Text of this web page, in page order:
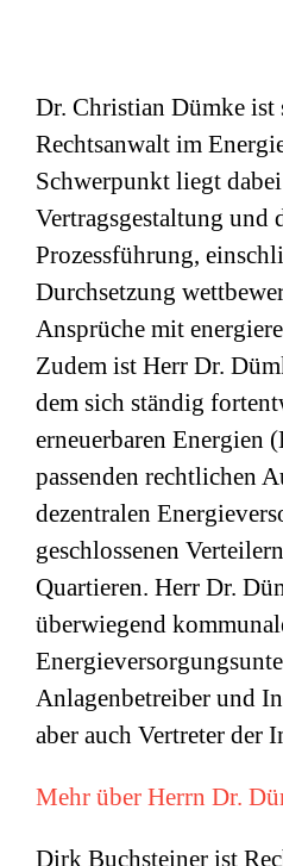
Dr. Christian Dümke ist
Rechtsanwalt im
Schwerpunkt liegt
Vertragsgestaltung
Prozessführung,
Durchsetzung
Ansprüche mit
Zudem ist Herr Dr.
dem sich ständig
erneuerbaren Energien
passenden rechtlichen
dezentralen
geschlossenen
Quartieren. Herr Dr.
überwiegend
Anlagenbetreiber und
aber auch Vertreter der
Mehr über Herrn Dr.
Dirk Buchsteiner ist